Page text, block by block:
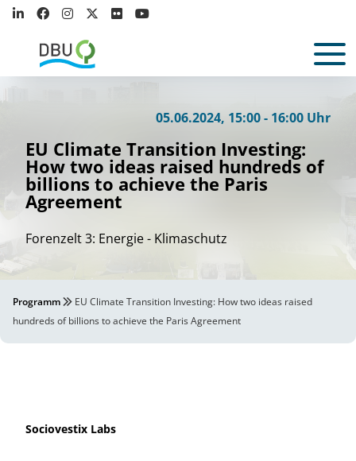
05.06.2024, 15:00 - 16:00 Uhr
EU Climate Transition Investing:
How two ideas raised hundreds of
billions to achieve the Paris
Agreement
Forenzelt 3: Energie - Klimaschutz
Programm
EU Climate Transition Investing: How two ideas raised
hundreds of billions to achieve the Paris Agreement
Sociovestix Labs